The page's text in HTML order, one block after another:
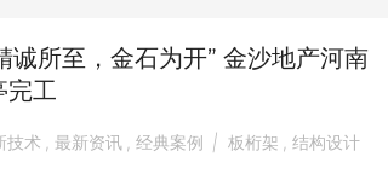
诚所至，金石为开” 金沙地产河南
完工
技术 最新资讯 经典案例 | 板桁架 结构设计